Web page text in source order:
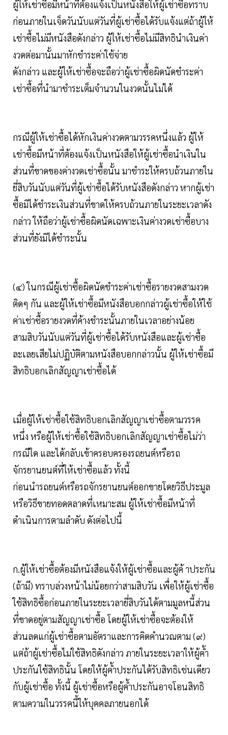
ผู้ให้เช่าซื้อมีหน้าที่ต้องแจ้งเป็นหนังสือให้ผู้เช่าซื้อทราบ
ก่อนภายในเจ็ดวันนับแต่วันที่ผู้เช่าซื้อได้รับแจ้งแต่ถ้าผู้ให้
เช่าซื้อไม่มีหนังสือดังกล่าว ผู้ให้เช่าซื้อไม่มีสิทธินำเงินค่า
งวดต่อมานั้นมาหักชำระค่าใช้จ่าย
ดังกล่าว และผู้ให้เช่าซื้อจะถือว่าผู้เช่าซื้อผิดนัดชำระค่า
เช่าซื้อที่นำมาชำระเต็มจำนวนในงวดนั้นไม่ได้
กรณีผู้ให้เช่าซื้อได้หักเงินค่างวดตามวรรคหนึ่งแล้ว ผู้ให้
เช่าซื้อมีหน้าที่ต้องแจ้งเป็นหนังสือให้ผู้เช่าซื้อนำเงินใน
ส่วนที่ขาดของค่างวดเช่าซื้อนั้น มาชำระให้ครบถ้วนภายใน
ยี่สิบวันนับแต่วันที่ผู้เช่าซื้อได้รับหนังสือดังกล่าว หากผู้เช่า
ซื้อมิได้ชำระเงินส่วนที่ขาดให้ครบถ้วนภายในระยะเวลาดัง
กล่าว ให้ถือว่าผู้เช่าซื้อผิดนัดเฉพาะเงินค่างวดเช่าซื้อบาง
ส่วนที่ยังมิได้ชำระนั้น
(๔) ในกรณีผู้เช่าซื้อผิดนัดชำระค่าเช่าซื้อรายงวดสามงวด
ติดๆ กัน และผู้ให้เช่าซื้อมีหนังสือบอกกล่าวผู้เช่าซื้อให้ใช้
ค่าเช่าซื้อรายงวดที่ค้างชำระนั้นภายในเวลาอย่างน้อย
สามสิบวันนับแต่วันที่ผู้เช่าซื้อได้รับหนังสือและผู้เช่าซื้อ
ละเลยเสียไม่ปฏิบัติตามหนังสือบอกกล่าวนั้น ผู้ให้เช่าซื้อมี
สิทธิบอกเลิกสัญญาเช่าซื้อได้
เมื่อผู้ให้เช่าซื้อใช้สิทธิบอกเลิกสัญญาเช่าซื้อตามวรรค
หนึ่ง หรือผู้ให้เช่าซื้อใช้สิทธิบอกเลิกสัญญาเช่าซื้อไม่ว่า
กรณีใด และได้กลับเข้าครอบครองรถยนต์หรือรถ
จักรยานยนต์ที่ให้เช่าซื้อแล้ว ทั้งนี้
ก่อนนำรถยนต์หรือรถจักรยานยนต์ออกขายโดยวิธีประมูล
หรือวิธีขายทอดตลาดที่เหมาะสม ผู้ให้เช่าซื้อมีหน้าที่
ดำเนินการตามลำดับ ดังต่อไปนี้
ก.ผู้ให้เช่าซื้อต้องมีหนังสือแจ้งให้ผู้เช่าซื้อและผู้ค้ าประกัน
(ถ้ามี) ทราบล่วงหน้าไม่น้อยกว่าสามสิบวัน เพื่อให้ผู้เช่าซื้อ
ใช้สิทธิซื้อก่อนภายในระยะเวลายี่สิบวันได้ตามมูลหนี้ส่วน
ที่ขาดอยู่ตามสัญญาเช่าซื้อ โดยผู้ให้เช่าซื้อจะต้องให้
ส่วนลดแก่ผู้เช่าซื้อตามอัตราและการคิดคำนวณตาม (๙)
แต่ถ้าผู้เช่าซื้อไม่ใช้สิทธิดังกล่าว ภายในระยะเวลาให้ผู้ค้ำ
ประกันใช้สิทธินั้น โดยให้ผู้ค้ำประกันได้รับสิทธิเช่นเดียว
กับผู้เช่าซื้อ ทั้งนี้ ผู้เช่าซื้อหรือผู้ค้ำประกันอาจโอนสิทธิ
ตามความในวรรคนี้ให้บุคคลภายนอกได้